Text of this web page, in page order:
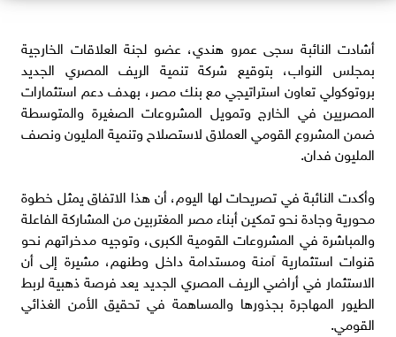
أشادت النائبة سجى عمرو هندي، عضو لجنة العلاقات الخارجية
بمجلس النواب، بتوقيع شركة تنمية الريف المصري الجديد
بروتوكولي تعاون استراتيجي مع بنك مصر، بهدف دعم استثمارات
المصريين في الخارج وتمويل المشروعات الصغيرة والمتوسطة
ضمن المشروع القومي العملاق لاستصلاح وتنمية المليون ونصف
المليون فدان.
وأكدت النائبة في تصريحات لها اليوم، أن هذا الاتفاق يمثل خطوة
محورية وجادة نحو تمكين أبناء مصر المغتربين من المشاركة الفاعلة
والمباشرة في المشروعات القومية الكبرى، وتوجيه مدخراتهم نحو
قنوات استثمارية آمنة ومستدامة داخل وطنهم، مشيرة إلى أن
الاستثمار في أراضي الريف المصري الجديد يعد فرصة ذهبية لربط
الطيور المهاجرة بجذورها والمساهمة في تحقيق الأمن الغذائي
القومي.